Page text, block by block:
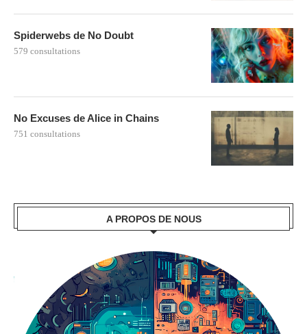
Spiderwebs de No Doubt
579 consultations
No Excuses de Alice in Chains
751 consultations
A PROPOS DE NOUS